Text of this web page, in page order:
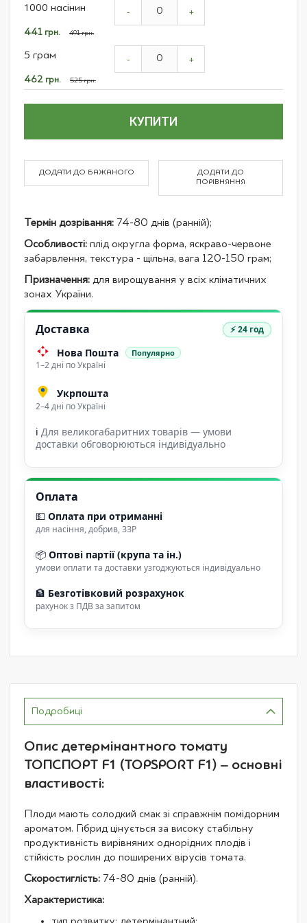
product
1000 насінин
Спеціальна
441 грн. 491 грн.
- +
5 грам
Спеціальна
ціна
462 грн. 525 грн.
- +
КУПИТИ
ДОДАТИ ДО БАЖАНОГО
ДОДАТИ ДО
ПОРІВНЯННЯ
Термін дозрівання: 74-80 днів (ранній);
Особливості: плід округла форма, яскраво-червоне
забарвлення, текстура - щільна, вага 120-150 грам;
Призначення: для вирощування у всіх кліматичних
зонах України.
Доставка ⚡ 24 год
Нова Пошта Популярно
1–2 дні по Україні
Укрпошта
2–4 дні по Україні
ℹ Для великогабаритних товарів — умови
доставки обговорюються індивідуально
Оплата
💵 Оплата при отриманні
для насіння, добрив, ЗЗР
📦 Оптові партії (крупа та ін.)
умови оплати та доставки узгоджуються індивідуально
🏦 Безготівковий розрахунок
рахунок з ПДВ за запитом
Подробиці
Опис детермінантного томату
ТОПСПОРТ F1 (TOPSPORT F1) – основні
властивості:
Плоди мають солодкий смак зі справжнім помідорним
ароматом. Гібрид цінується за високу стабільну
продуктивність вирівняних однорідних плодів і
стійкість рослин до поширених вірусів томата.
Скоростиглість: 74-80 днів (ранній).
Характеристика: